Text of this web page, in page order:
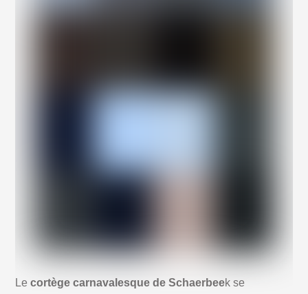
Lecortège carnavalesque de Schaerbeek se